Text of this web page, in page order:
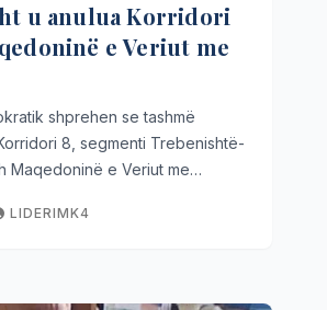
u anulua Korridori
e Veriut me
shprehen se tashmë
8, segmenti Trebenishtë-
Maqedoninë e Veriut me…
LIDERIMK4